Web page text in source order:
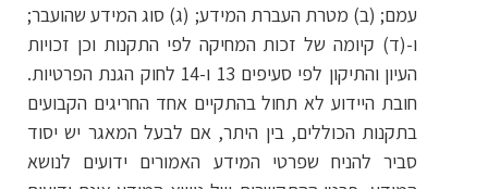
עמם; (ב) מטרת העברת המידע; (ג) סוג המידע שהועבר;
ו-(ד) קיומה של זכות המחיקה לפי התקנות וכן זכויות
העיון והתיקון לפי סעיפים 13 ו-14 לחוק הגנת הפרטיות.
חובת היידוע לא תחול בהתקיים אחד החריגים הקבועים
בתקנות הכוללים, בין היתר, אם לבעל המאגר יש יסוד
סביר להניח שפרטי המידע האמורים ידועים לנושא